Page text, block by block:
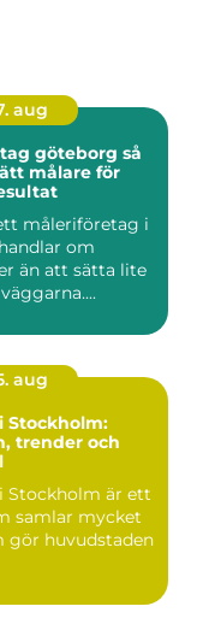
aug
göteborg så
målare för
måleriföretag i
om
än att sätta lite
aug
Stockholm:
trender och
Stockholm är ett
samlar mycket
gör huvudstaden